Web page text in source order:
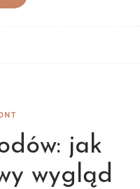
jak
wygląd